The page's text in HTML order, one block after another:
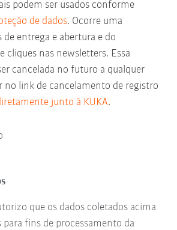
podem ser usados conforme
de dados. Ocorre uma
de entrega e abertura e do
cliques nas newsletters. Essa
cancelada no futuro a qualquer
no link de cancelamento de registro
junto à KUKA.
que os dados coletados acima
para fins de processamento da